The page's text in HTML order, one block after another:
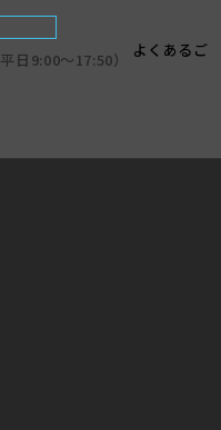
平日9:00〜17:50）
よくあるご